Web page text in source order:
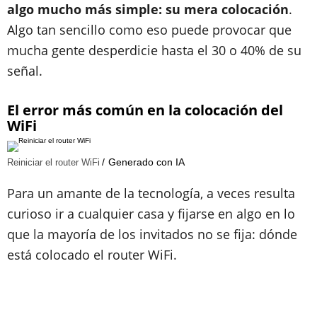
algo mucho más simple: su mera colocación.
Algo tan sencillo como eso puede provocar que
mucha gente desperdicie hasta el 30 o 40% de su
señal.
El error más común en la colocación del
WiFi
Reiniciar el router WiFi Generado con IA
Para un amante de la tecnología, a veces resulta
curioso ir a cualquier casa y fijarse en algo en lo
que la mayoría de los invitados no se fija: dónde
está colocado el router WiFi.